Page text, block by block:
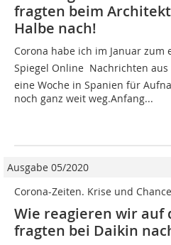
fragten beim
Halbe nach!
Corona habe ich im Januar
Spiegel Online  Nachrichten
eine Woche in Spanien für
noch ganz weit weg.Anfang...
Ausgabe 05/2020
Corona-Zeiten. Krise und
Wie reagieren wir auf
fragten bei Daikin